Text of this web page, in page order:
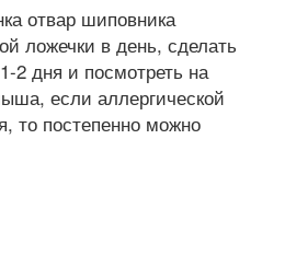
отвар шиповника
ложечки в день, сделать
2 дня и посмотреть на
если аллергической
то постепенно можно